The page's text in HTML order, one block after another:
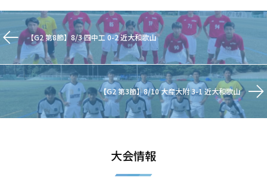
【G2 第8節】8/3 四中工 0-2 近大和歌山
【G2 第3節】8/10 大産大附 3-1 近大和歌山
大会情報